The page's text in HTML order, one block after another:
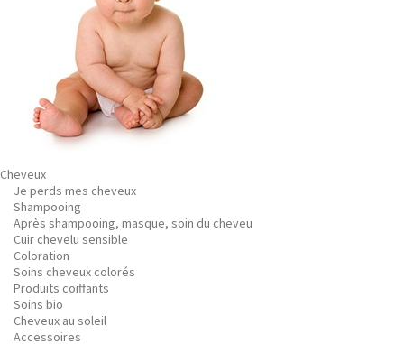
Cheveux
Je perds mes cheveux
Shampooing
Après shampooing, masque, soin du cheveu
Cuir chevelu sensible
Coloration
Soins cheveux colorés
Produits coiffants
Soins bio
Cheveux au soleil
Accessoires